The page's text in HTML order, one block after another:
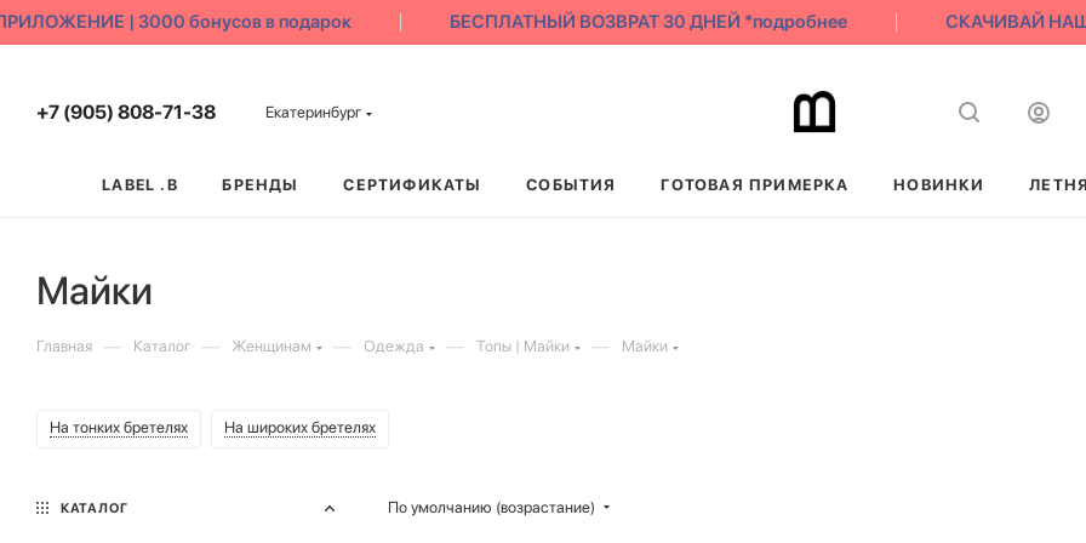
| 3000 бонусов в подарок БЕСПЛАТНЫЙ ВОЗВРАТ 30 ДНЕЙ *подробнее СКАЧИВАЙ НАШЕ
+7 (905) 808-71-38 Екатеринбург
LABEL .B БРЕНДЫ СЕРТИФИКАТЫ СОБЫТИЯ ГОТОВАЯ ПРИМЕРКА НОВИНКИ
Майки
Главная — Каталог — Женщинам — Одежда — Топы | Майки — Майки
На тонких бретелях На широких бретелях
По умолчанию (возрастание)
КАТАЛОГ